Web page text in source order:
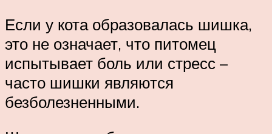
Если у кота образовалась шишка,
это не означает, что питомец
испытывает боль или стресс –
часто шишки являются
безболезненными.